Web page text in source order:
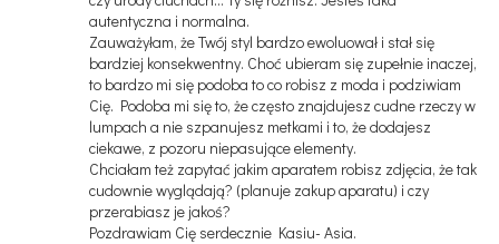
autentyczna i normalna.
Zauważyłam, że Twój styl bardzo ewoluował i stał się
bardziej konsekwentny. Choć ubieram się zupełnie inaczej,
to bardzo mi się podoba to co robisz z moda i podziwiam
Cię. Podoba mi się to, że często znajdujesz cudne rzeczy w
lumpach a nie szpanujesz metkami i to, że dodajesz
ciekawe, z pozoru niepasujące elementy.
Chciałam też zapytać jakim aparatem robisz zdjęcia, że tak
cudownie wyglądają? (planuje zakup aparatu) i czy
przerabiasz je jakoś?
Pozdrawiam Cię serdecznie Kasiu- Asia.